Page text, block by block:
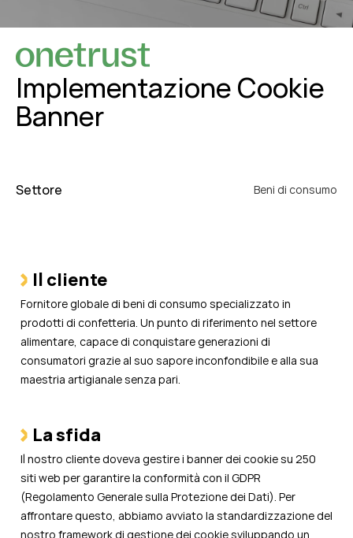
Implementazione Cookie
Banner
Settore Beni di consumo
Il cliente
Fornitore globale di beni di consumo specializzato in
prodotti di confetteria. Un punto di riferimento nel settore
alimentare, capace di conquistare generazioni di
consumatori grazie al suo sapore inconfondibile e alla sua
maestria artigianale senza pari.
La sfida
Il nostro cliente doveva gestire i banner dei cookie su 250
siti web per garantire la conformità con il GDPR
(Regolamento Generale sulla Protezione dei Dati). Per
affrontare questo, abbiamo avviato la standardizzazione del
nostro framework di gestione dei cookie sviluppando un